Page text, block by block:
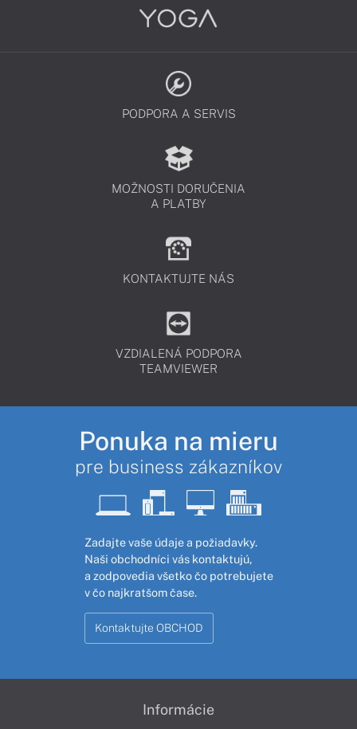
PODPORA A SERVIS
MOŽNOSTI DORUČENIA
A PLATBY
KONTAKTUJTE NÁS
VZDIALENÁ PODPORA
TEAMVIEWER
Ponuka na mieru
pre business zákazníkov
Zadajte vaše údaje a požiadavky.
Naši obchodníci vás kontaktujú,
a zodpovedia všetko čo potrebujete
v čo najkratšom čase.
Kontaktujte OBCHOD
Informácie